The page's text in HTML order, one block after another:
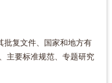
批复文件、国家和地方有
主要标准规范、专题研究